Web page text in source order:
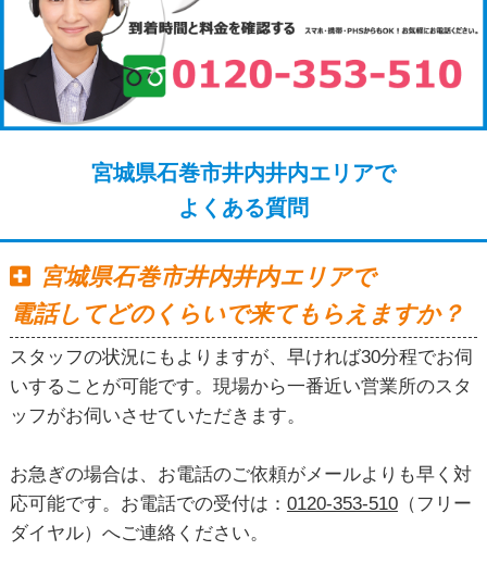
宮城県石巻市井内井内エリアで
よくある質問
宮城県石巻市井内井内エリアで
電話してどのくらいで来てもらえますか？
スタッフの状況にもよりますが、早ければ30分程でお伺
いすることが可能です。現場から一番近い営業所のスタ
ッフがお伺いさせていただきます。
お急ぎの場合は、お電話のご依頼がメールよりも早く対
応可能です。お電話での受付は： 0120-353-510（フリー
ダイヤル）へご連絡ください。